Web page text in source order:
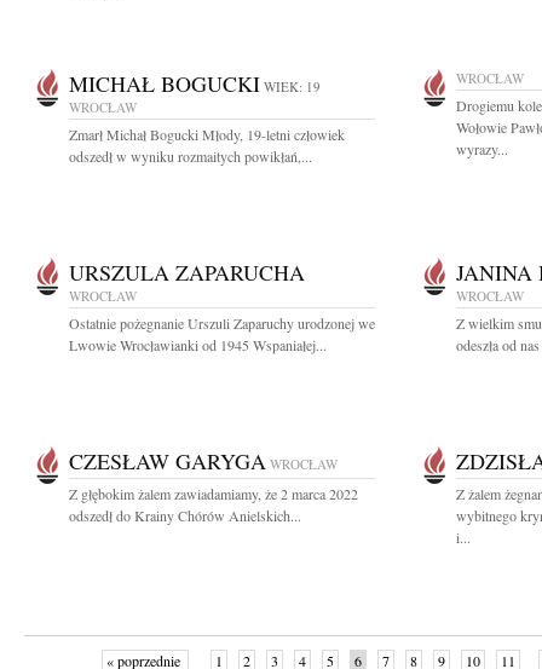
MICHAŁ BOGUCKI WIEK: 19
WROCŁAW
Zmarł Michał Bogucki Młody, 19-letni człowiek
odszedł w wyniku rozmaitych powikłań,...
WROCŁAW
Drogiemu
Wołowie
wyrazy...
URSZULA ZAPARUCHA
WROCŁAW
Ostatnie pożegnanie Urszuli Zaparuchy urodzonej we
Lwowie Wrocławianki od 1945 Wspaniałej...
JANINA
WROCŁAW
Z wielkim
odeszła od
CZESŁAW GARYGA WROCŁAW
Z głębokim żalem zawiadamiamy, że 2 marca 2022
odszedł do Krainy Chórów Anielskich...
Z żalem
wybitnego
i...
« poprzednie 1 2 3 4 5 6 7 8 9 10 11